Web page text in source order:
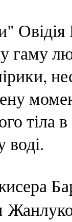
Овідія
гаму
тіла
воді.